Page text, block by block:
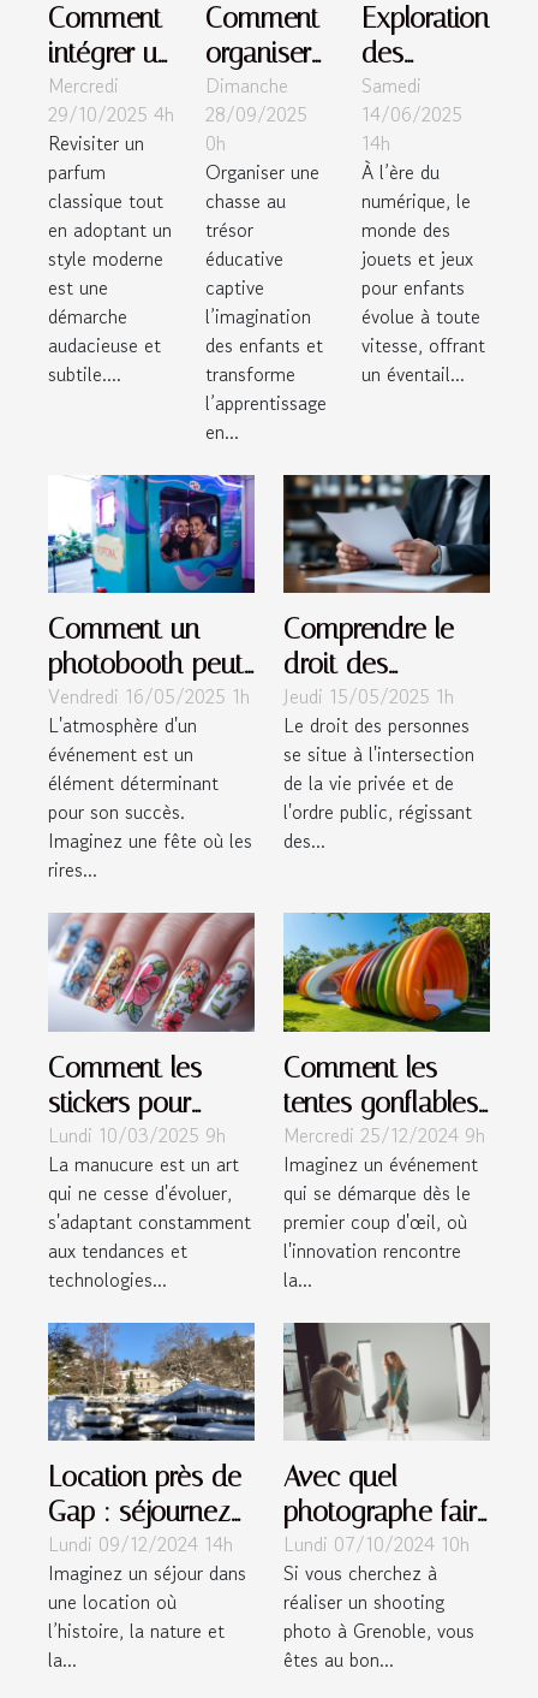
Comment
intégrer un
parfum
classique
dans un
style
moderne ?
Mercredi
29/10/2025 4h
Revisiter un
parfum
classique tout
en adoptant un
style moderne
est une
démarche
audacieuse et
subtile....
Comment
organiser
une
chasse au
trésor
éducative
pour
enfants ?
Dimanche
28/09/2025
0h
Organiser une
chasse au
trésor
éducative
captive
l’imagination
des enfants et
transforme
l’apprentissage
en...
Exploration
des
tendances
actuelles
des jouets
et jeux
pour
enfants
Samedi
14/06/2025
14h
À l’ère du
numérique, le
monde des
jouets et jeux
pour enfants
évolue à toute
vitesse, offrant
un éventail...
Comment un
photobooth peut
transformer
l'ambiance de
vos événements
Vendredi 16/05/2025 1h
L'atmosphère d'un
événement est un
élément déterminant
pour son succès.
Imaginez une fête où les
rires...
Comprendre le
droit des
personnes :
famille,
dépendance et
enjeux pénaux
Jeudi 15/05/2025 1h
Le droit des personnes
se situe à l'intersection
de la vie privée et de
l'ordre public, régissant
des...
Comment les
stickers pour
ongles
révolutionnent la
manucure
moderne
Lundi 10/03/2025 9h
La manucure est un art
qui ne cesse d'évoluer,
s'adaptant constamment
aux tendances et
technologies...
Comment les
tentes gonflables
peuvent
dynamiser vos
événements
Mercredi 25/12/2024 9h
Imaginez un événement
qui se démarque dès le
premier coup d'œil, où
l'innovation rencontre
la...
Location près de
Gap : séjournez
dans l’un des
châteaux de
Montmaur !
Lundi 09/12/2024 14h
Imaginez un séjour dans
une location où
l’histoire, la nature et
la...
Avec quel
photographe faire
un shooting
photo à Grenoble
?
Lundi 07/10/2024 10h
Si vous cherchez à
réaliser un shooting
photo à Grenoble, vous
êtes au bon...